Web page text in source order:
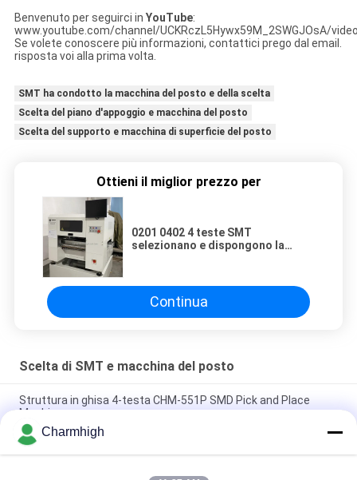
Benvenuto per seguirci in YouTube:
www.youtube.com/channel/UCKRczL5Hywx59M_2SWGJOsA/
Se volete conoscere più informazioni, contattici prego dal email.
risposta voi alla prima volta.
SMT ha condotto la macchina del posto e della scelta
Scelta del piano d'appoggio e macchina del posto
Scelta del supporto e macchina di superficie del posto
Ottieni il miglior prezzo per
0201 0402 4 teste SMT
selezionano e dispongono la
Continua
Scelta di SMT e macchina del posto
Struttura in ghisa 4-testa CHM-551P SMD Pick and Place
Machine
Modulo TC06 di precisione elevata con design stretto,
macchina SMT pick and place, 6 teste, supporta 01005
Charmhigh